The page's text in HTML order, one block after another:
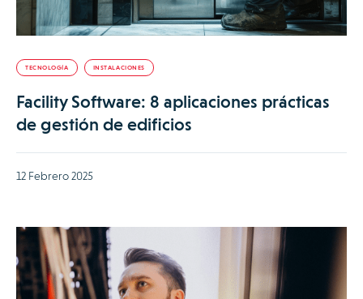
TECNOLOGÍA INSTALACIONES
Facility Software: 8 aplicaciones prácticas
de gestión de edificios
12 Febrero 2025